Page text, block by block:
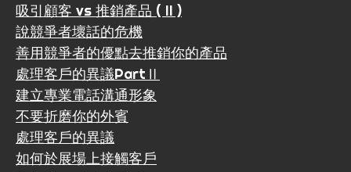
吸引顧客 vs 推銷產品 ( II )
說競爭者壞話的危機
善用競爭者的優點去推銷你的產品
處理客戶的異議PartⅡ
建立專業電話溝通形象
不要折磨你的外賓
處理客戶的異議
如何於展場上接觸客戶